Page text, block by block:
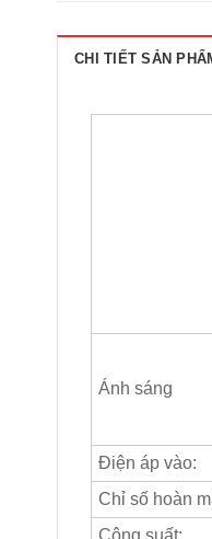
CHI TIẾT SẢN
Ánh sáng
Điện áp vào:
Chỉ số hoàn
Công suất: